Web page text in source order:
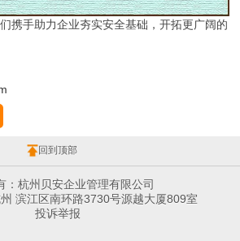
携手助力企业夯实安全基础，开拓更广阔的
回到顶部
：杭州贝安企业管理有限公司
滨江区南环路3730号源越大厦809室
投诉举报